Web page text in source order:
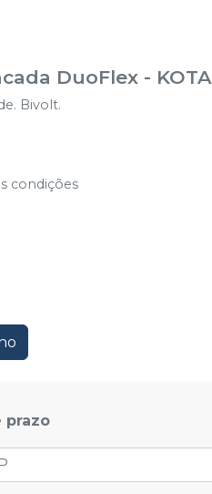
DuoFlex - KOTA
Bivolt.
condições
prazo